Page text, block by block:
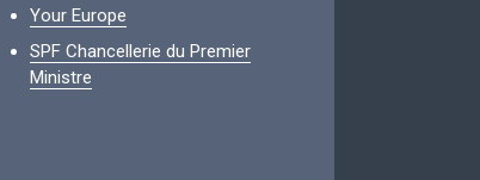
Your Europe
SPF Chancellerie du Premier
Ministre